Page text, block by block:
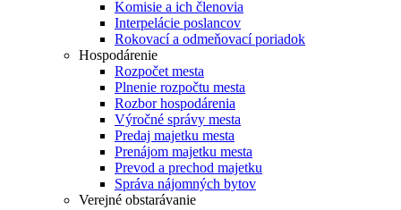
Komisie a ich členovia
Interpelácie poslancov
Rokovací a odmeňovací poriadok
Hospodárenie
Rozpočet mesta
Plnenie rozpočtu mesta
Rozbor hospodárenia
Výročné správy mesta
Predaj majetku mesta
Prenájom majetku mesta
Prevod a prechod majetku
Správa nájomných bytov
Verejné obstarávanie